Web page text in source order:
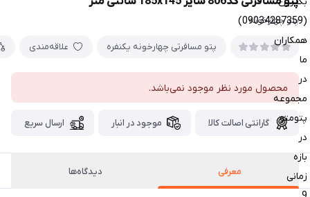
(09034287359)
همکاران
ما
در
مجموعه
پتومتو
در
بازه
زمانی
پتو چهارخونه
پتو مسافرتی چهارخونه یکنفره علاقه‌مندی
محصول مورد نظر موجود نمی‌باشد.
گارانتی اصالت کالا موجود در انبار ارسال سریع
معرفی دیدگاه‌ها